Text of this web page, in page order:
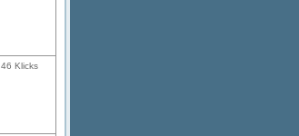
46 Klicks